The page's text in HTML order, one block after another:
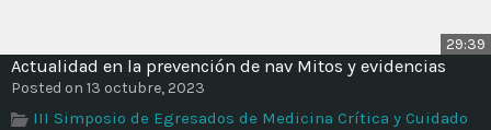
29:39
Actualidad en la prevención de nav Mitos y evidencias
Posted on 13 octubre, 2023
III Simposio de Egresados de Medicina Crítica y Cuidado